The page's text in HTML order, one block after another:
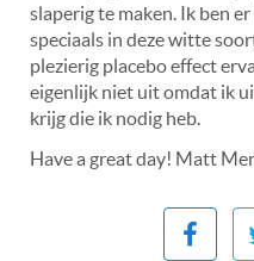
slaperig te maken. Ik ben
speciaals in deze witte
plezierig placebo effect
eigenlijk niet uit omdat ik
krijg die ik nodig heb.
Have a great day! Matt